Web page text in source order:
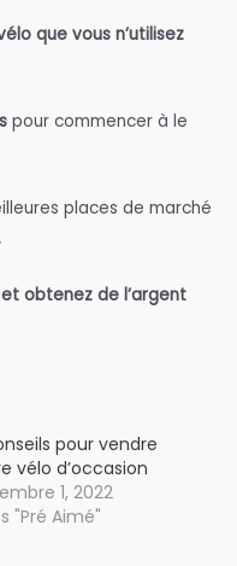
que vous n’utilisez
pour commencer à le
places de marché
obtenez de l’argent
pour vendre
vélo d’occasion
1, 2022
"Pré Aimé"